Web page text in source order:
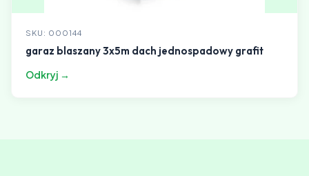
SKU: 000144
garaz blaszany 3x5m dach jednospadowy grafit
Odkryj →